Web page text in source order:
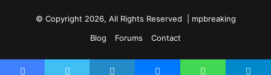
© Copyright 2026, All Rights Reserved | mpbreaking
Blog
Forums Contact